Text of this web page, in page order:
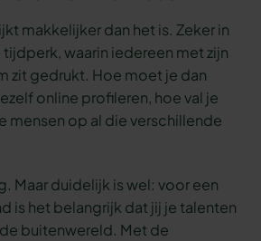
makkelijker dan het is. Zeker in
waarin iedereen met zijn
zit gedrukt. Hoe moet je dan
online profileren, hoe val je
mensen op al die verschillende
Maar duidelijk is wel: voor een
is het belangrijk dat jij je talenten
buitenwereld. Met de